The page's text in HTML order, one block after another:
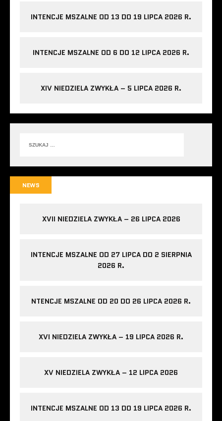
INTENCJE MSZALNE OD 13 DO 19 LIPCA 2026 R.
INTENCJE MSZALNE OD 6 DO 12 LIPCA 2026 R.
XIV NIEDZIELA ZWYKŁA – 5 LIPCA 2026 R.
NEWS
XVII NIEDZIELA ZWYKŁA – 26 LIPCA 2026
INTENCJE MSZALNE OD 27 LIPCA DO 2 SIERPNIA
2026 R.
NTENCJE MSZALNE OD 20 DO 26 LIPCA 2026 R.
XVI NIEDZIELA ZWYKŁA – 19 LIPCA 2026 R.
XV NIEDZIELA ZWYKŁA – 12 LIPCA 2026
INTENCJE MSZALNE OD 13 DO 19 LIPCA 2026 R.